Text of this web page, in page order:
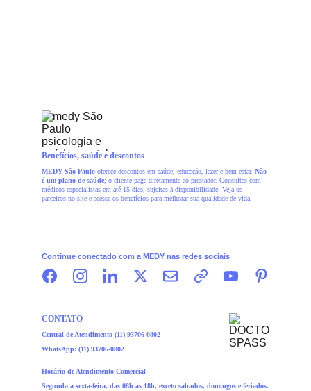
CONTATO
Central de Atendimento (11) 93706-0802
WhatsApp: (11) 93706-0802
Horário de Atendimento Comercial
Segunda a sexta-feira, das 08h ás 18h, exceto sábados, domingos e feriados.
Benefícios, saúde e descontos
MEDY São Paulo oferece descontos em saúde, educação, lazer e bem-estar. Não
é um plano de saúde; o cliente paga diretamente ao prestador. Consultas com
médicos especialistas em até 15 dias, sujeitas à disponibilidade. Veja os
parceiros no site e acesse os benefícios para melhorar sua qualidade de vida.
Continue conectado com a MEDY nas redes sociais